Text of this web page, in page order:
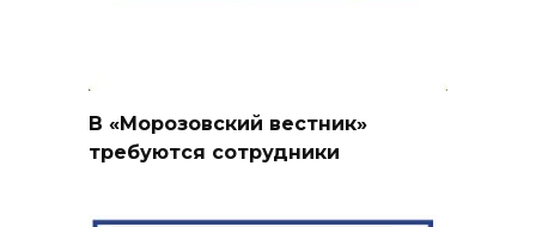
В «Морозовский вестник»
требуются сотрудники